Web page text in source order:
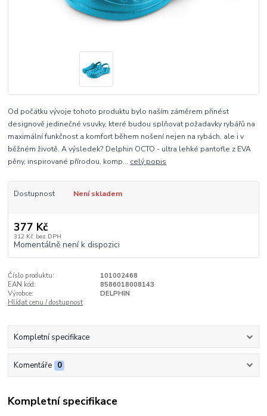
Od počátku vývoje tohoto produktu bylo naším záměrem přinést
designově jedinečné vsuvky, které budou splňovat požadavky rybářů na
maximální funkčnost a komfort během nošení nejen na rybách, ale i v
běžném životě. A výsledek? Delphin OCTO - ultra lehké pantofle z EVA
pěny, inspirované přírodou, komp... celý popis
Dostupnost Není skladem
377 Kč
312 Kč bez DPH
Momentálně není k dispozici
Číslo produktu:
101002468
EAN kód:
8586018008143
Výrobce:
DELPHIN
Hlídat cenu / dostupnost
Kompletní specifikace
Komentáře 0
Kompletní specifikace